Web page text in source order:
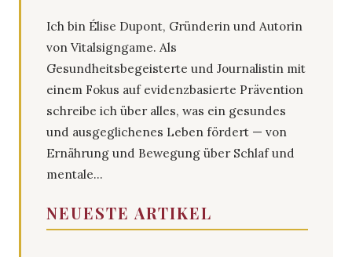
Ich bin Élise Dupont, Gründerin und Autorin
von Vitalsigngame. Als
Gesundheitsbegeisterte und Journalistin mit
einem Fokus auf evidenzbasierte Prävention
schreibe ich über alles, was ein gesundes
und ausgeglichenes Leben fördert — von
Ernährung und Bewegung über Schlaf und
mentale...
NEUESTE ARTIKEL